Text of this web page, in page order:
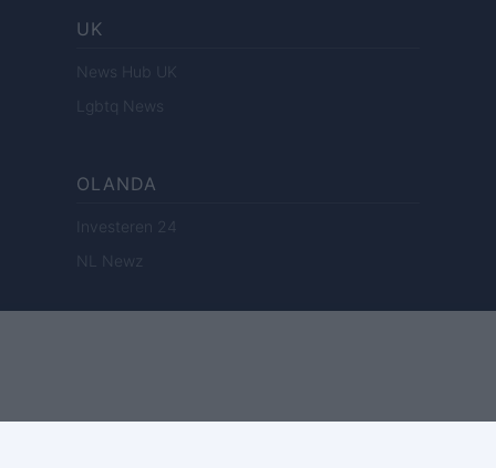
UK
News Hub UK
Lgbtq News
OLANDA
Investeren 24
NL Newz